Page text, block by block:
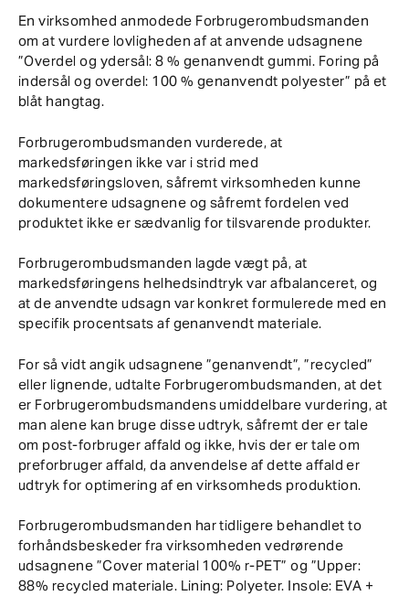
En virksomhed anmodede Forbrugerombudsmanden
om at vurdere lovligheden af at anvende udsagnene
”Overdel og ydersål: 8 % genanvendt gummi. Foring på
indersål og overdel: 100 % genanvendt polyester” på et
blåt hangtag.
Forbrugerombudsmanden vurderede, at
markedsføringen ikke var i strid med
markedsføringsloven, såfremt virksomheden kunne
dokumentere udsagnene og såfremt fordelen ved
produktet ikke er sædvanlig for tilsvarende produkter.
Forbrugerombudsmanden lagde vægt på, at
markedsføringens helhedsindtryk var afbalanceret, og
at de anvendte udsagn var konkret formulerede med en
specifik procentsats af genanvendt materiale.
For så vidt angik udsagnene ”genanvendt”, ”recycled”
eller lignende, udtalte Forbrugerombudsmanden, at det
er Forbrugerombudsmandens umiddelbare vurdering, at
man alene kan bruge disse udtryk, såfremt der er tale
om post-forbruger affald og ikke, hvis der er tale om
preforbruger affald, da anvendelse af dette affald er
udtryk for optimering af en virksomheds produktion.
Forbrugerombudsmanden har tidligere behandlet to
forhåndsbeskeder fra virksomheden vedrørende
udsagnene ”Cover material 100% r-PET” og ”Upper:
88% recycled materiale. Lining: Polyeter. Insole: EVA +